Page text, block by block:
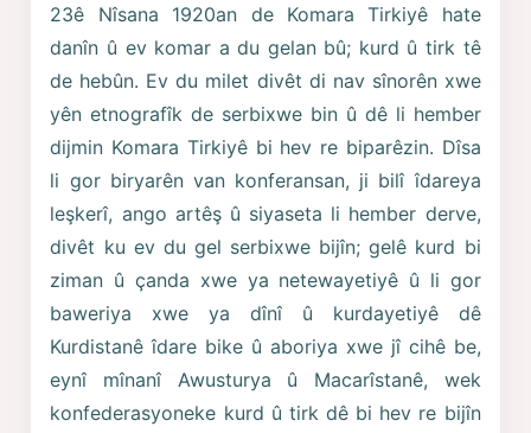
23ê Nîsana 1920an de Komara Tirkiyê hate
danîn û ev komar a du gelan bû; kurd û tirk tê
de hebûn. Ev du milet divêt di nav sînorên xwe
yên etnografîk de serbixwe bin û dê li hember
dijmin Komara Tirkiyê bi hev re biparêzin. Dîsa
li gor biryarên van konferansan, ji bilî îdareya
leşkerî, ango artêş û siyaseta li hember derve,
divêt ku ev du gel serbixwe bijîn; gelê kurd bi
ziman û çanda xwe ya netewayetiyê û li gor
baweriya xwe ya dînî û kurdayetiyê dê
Kurdistanê îdare bike û aboriya xwe jî cihê be,
eynî mînanî Awusturya û Macarîstanê, wek
konfederasyoneke kurd û tirk dê bi hev re bijîn